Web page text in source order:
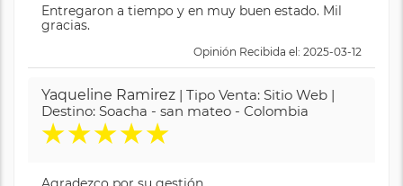
Entregaron a tiempo y en muy buen estado. Mil
gracias.
Opinión Recibida el: 2025-03-12
Yaqueline Ramirez | Tipo Venta: Sitio Web |
Destino: Soacha - san mateo - Colombia
★★★★★